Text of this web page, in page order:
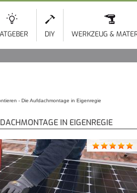
DIY WERKZEUG &
- Die Aufdachmontage in Eigenregie
IN EIGENREGIE